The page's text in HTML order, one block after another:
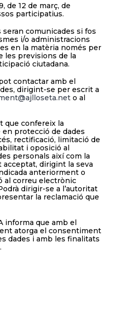
de 12 de març, de
participatius.
seran comunicades si fos
i/o administracions
en la matèria només per
les previsions de la
ciutadana.
contactar amb el
dirigint-se per escrit a
o al
que confereix la
protecció de dades
rectificació, limitació de
i oposició al
personals així com la
dirigint la seva
anteriorment o
al correu electrònic
dirigir-se a l’autoritat
la reclamació que
informa que amb el
atorga el consentiment
dades i amb les finalitats